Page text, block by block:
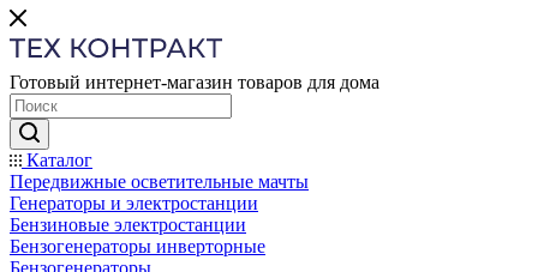
Готовый интернет-магазин товаров для дома
Каталог
Передвижные осветительные мачты
Генераторы и электростанции
Бензиновые электростанции
Бензогенераторы инверторные
Бензогенераторы